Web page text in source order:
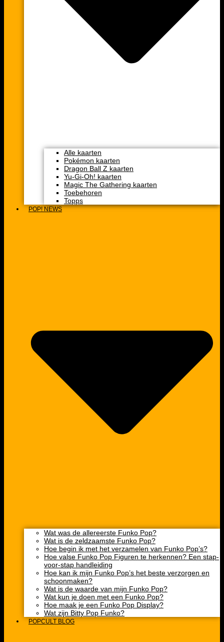
Alle kaarten
Pokémon kaarten
Dragon Ball Z kaarten
Yu-Gi-Oh! kaarten
Magic The Gathering kaarten
Toebehoren
Topps
POP! NEWS
Wat was de allereerste Funko Pop?
Wat is de zeldzaamste Funko Pop?
Hoe begin ik met het verzamelen van Funko Pop’s?
Hoe valse Funko Pop Figuren te herkennen? Een stap-
voor-stap handleiding
Hoe kan ik mijn Funko Pop’s het beste verzorgen en
schoonmaken?
Wat is de waarde van mijn Funko Pop?
Wat kun je doen met een Funko Pop?
Hoe maak je een Funko Pop Display?
Wat zijn Bitty Pop Funko?
POPCULT BLOG